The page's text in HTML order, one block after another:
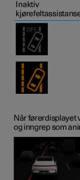
Inaktiv
Når førerdisplayet
og inngrep som